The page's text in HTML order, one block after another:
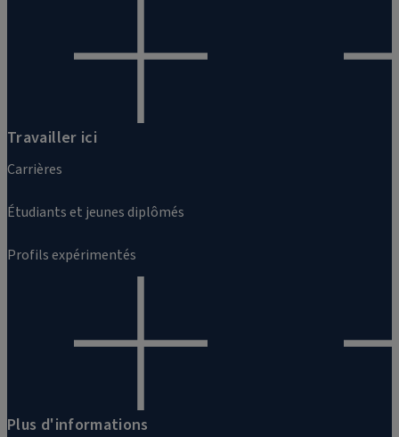
Travailler ici
Carrières
Étudiants et jeunes diplômés
Profils expérimentés
Plus d'informations